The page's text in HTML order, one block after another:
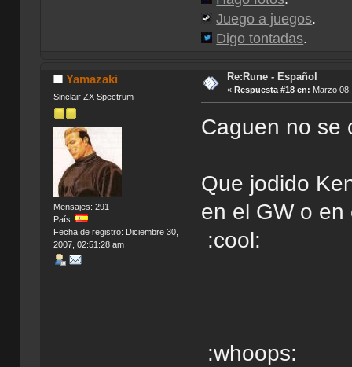
Juego a juegos.
Digo tontadas.
Yamazaki
Sinclair ZX Spectrum
Mensajes: 291
País:
Fecha de registro: Diciembre 30,
2007, 02:51:28 am
Re:Rune - Español
« Respuesta #18 en: Marzo
Caguen no se
Que jodido
en el GW o en
:cool:
:whoops: